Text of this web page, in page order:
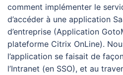
comment implémenter le
d’accéder à une application
d’entreprise (Application
plateforme Citrix OnLine).
l’application se faisait de
l’Intranet (en SSO), et au